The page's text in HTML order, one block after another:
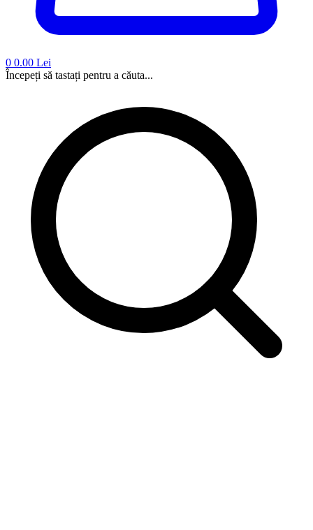
0 0.00 Lei
Începeți să tastați pentru a căuta...